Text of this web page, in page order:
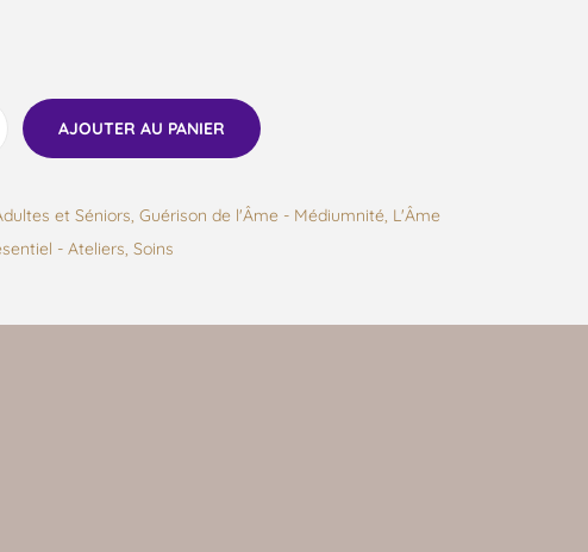
AJOUTER AU PANIER
et Séniors, Guérison de l'Âme - Médiumnité, L'Âme
- Ateliers, Soins